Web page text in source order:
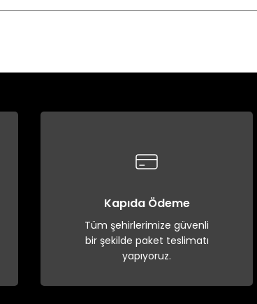
Kapıda Ödeme
Tüm şehirlerimize güvenli
bir şekilde paket teslimatı
yapıyoruz.